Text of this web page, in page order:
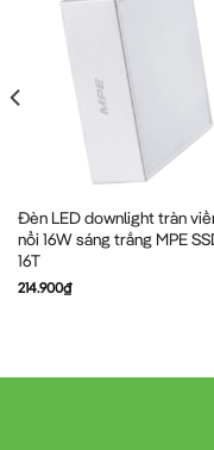
Đèn LED downlight tràn
nổi 16W sáng trắng MPE
16T
214.900₫